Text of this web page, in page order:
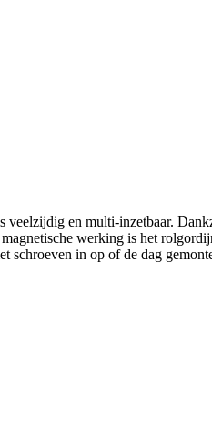
en multi-inzetbaar.
werking is het
schroeven in op of de dag